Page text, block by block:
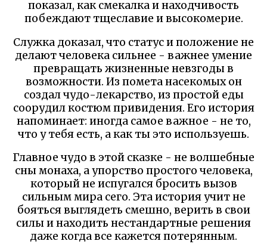
показал, как смекалка и находчивость
побеждают тщеславие и высокомерие.
Служка доказал, что статус и положение не
делают человека сильнее - важнее умение
превращать жизненные невзгоды в
возможности. Из помета насекомых он
создал чудо-лекарство, из простой еды
соорудил костюм привидения. Его история
напоминает: иногда самое важное - не то,
что у тебя есть, а как ты это используешь.
Главное чудо в этой сказке - не волшебные
сны монаха, а упорство простого человека,
который не испугался бросить вызов
сильным мира сего. Эта история учит не
бояться выглядеть смешно, верить в свои
силы и находить нестандартные решения
даже когда все кажется потерянным.